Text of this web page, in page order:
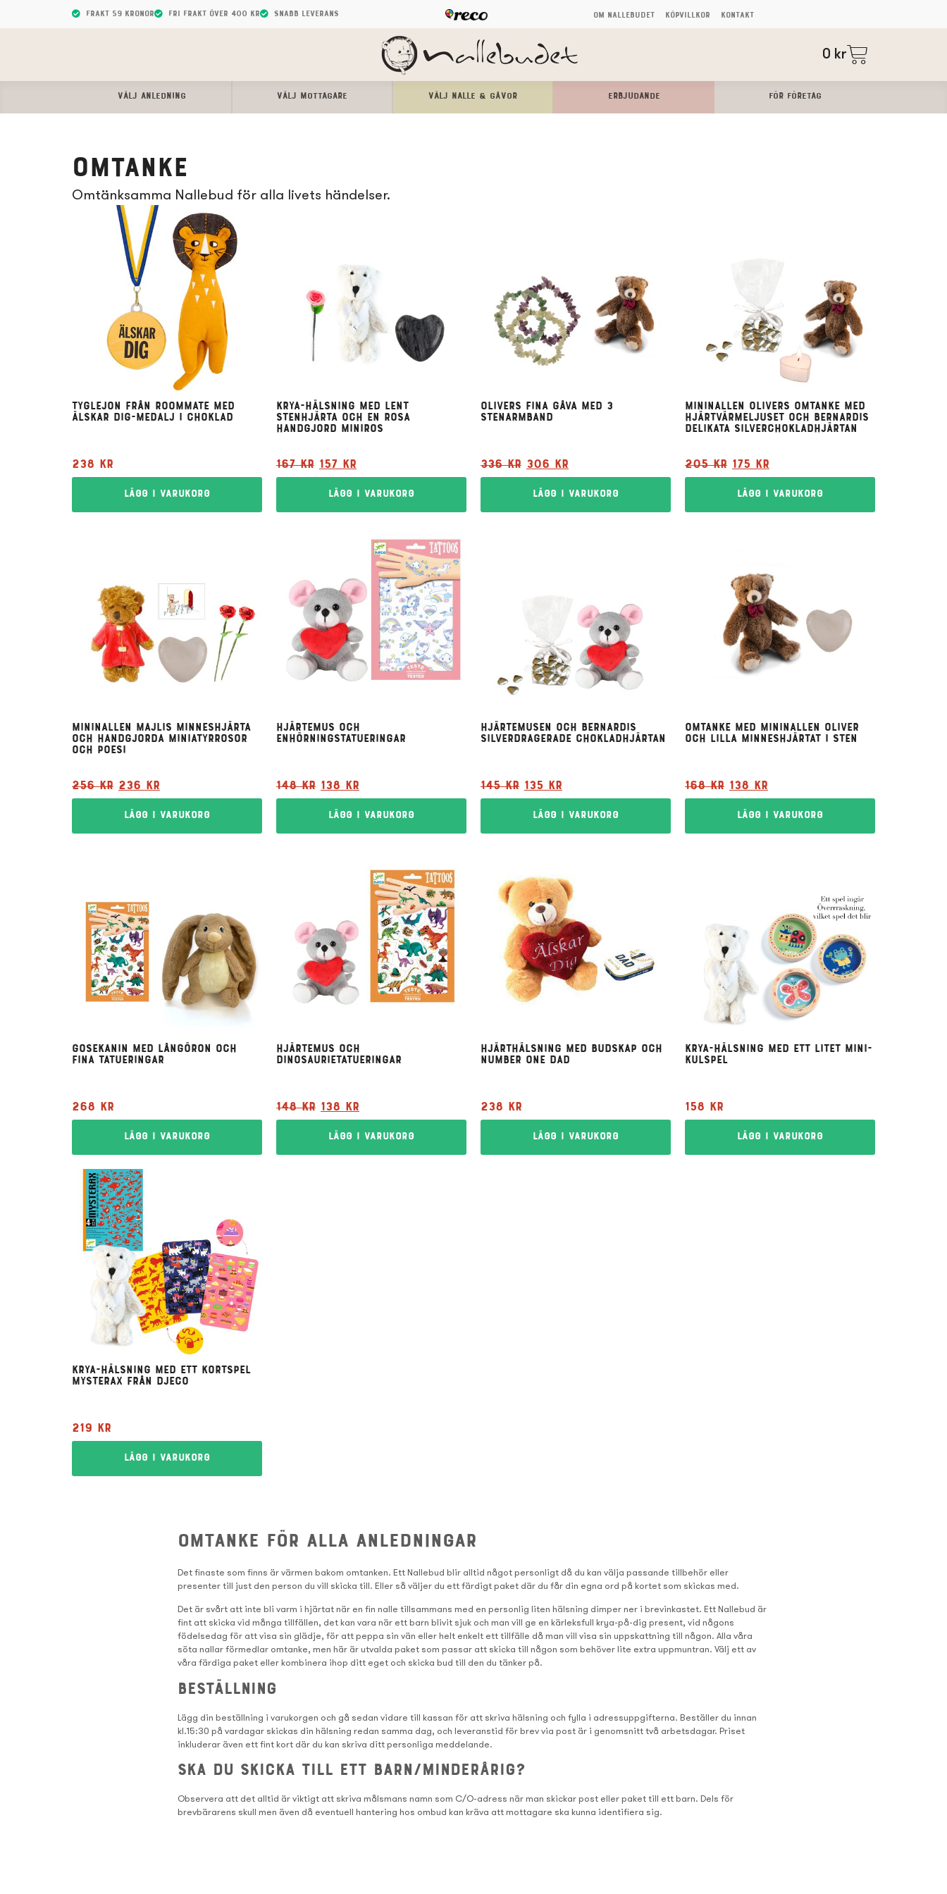
Frakt 59 kronor Fri frakt över 400 kr Snabb leverans Om Nallebudet Köpvillkor Kontakt
0 kr
VÄLJ ANLEDNING VÄLJ MOTTAGARE Välj Nalle & Gåvor ERBJUDANDE FÖR FÖRETAG
Omtanke
Omtänksamma Nallebud för alla livets händelser.
Tyglejon från Roommate med
Älskar dig-medalj i choklad
238 kr
Lägg i varukorg
Krya-hälsning med lent
stenhjärta och en rosa
handgjord miniros
167kr 157 kr
Lägg i varukorg
Olivers fina gåva med 3
stenarmband
336kr 306 kr
Lägg i varukorg
Mininallen Olivers omtanke med
hjärtvärmeljuset och Bernardis
delikata silverchokladhjärtan
205kr 175 kr
Lägg i varukorg
Mininallen Majlis minneshjärta
och handgjorda miniatyrrosor
och poesi
256kr 236 kr
Lägg i varukorg
Hjärtemus och
enhörningstatueringar
148kr 138 kr
Lägg i varukorg
Hjärtemusen och Bernardis
silverdragerade chokladhjärtan
145kr 135 kr
Lägg i varukorg
Omtanke med Mininallen Oliver
och Lilla Minneshjärtat i Sten
168kr 138 kr
Lägg i varukorg
Gosekanin med långöron och
fina tatueringar
268 kr
Lägg i varukorg
Hjärtemus och
dinosaurietatueringar
148kr 138 kr
Lägg i varukorg
Hjärthälsning med budskap och
Number One Dad
238 kr
Lägg i varukorg
Krya-hälsning med ett litet mini-
kulspel
158 kr
Lägg i varukorg
Krya-hälsning med ett kortspel
Mysterax från Djeco
219 kr
Lägg i varukorg
Omtanke för alla anledningar
Det finaste som finns är värmen bakom omtanken. Ett Nallebud blir alltid något personligt då du kan välja passande tillbehör eller
presenter till just den person du vill skicka till. Eller så väljer du ett färdigt paket där du får din egna ord på kortet som skickas med.
Det är svårt att inte bli varm i hjärtat när en fin nalle tillsammans med en personlig liten hälsning dimper ner i brevinkastet. Ett Nallebud är
fint att skicka vid många tillfällen, det kan vara när ett barn blivit sjuk och man vill ge en kärleksfull krya-på-dig present, vid någons
födelsedag för att visa sin glädje, för att peppa sin vän eller helt enkelt ett tillfälle då man vill visa sin uppskattning till någon. Alla våra
söta nallar förmedlar omtanke, men här är utvalda paket som passar att skicka till någon som behöver lite extra uppmuntran. Välj ett av
våra färdiga paket eller kombinera ihop ditt eget och skicka bud till den du tänker på.
Beställning
Lägg din beställning i varukorgen och gå sedan vidare till kassan för att skriva hälsning och fylla i adressuppgifterna. Beställer du innan
kl.15:30 på vardagar skickas din hälsning redan samma dag, och leveranstid för brev via post är i genomsnitt två arbetsdagar. Priset
inkluderar även ett fint kort där du kan skriva ditt personliga meddelande.
Ska du skicka till ett barn/minderårig?
Observera att det alltid är viktigt att skriva målsmans namn som C/O-adress när man skickar post eller paket till ett barn. Dels för
brevbärarens skull men även då eventuell hantering hos ombud kan kräva att mottagare ska kunna identifiera sig.